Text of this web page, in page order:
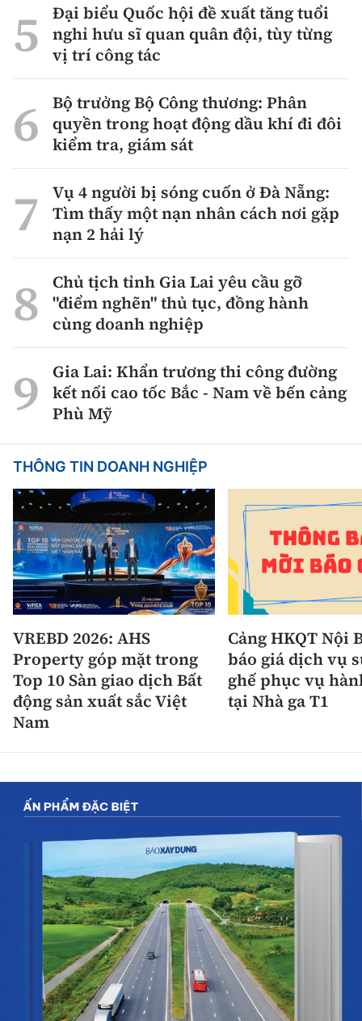
Đại biểu Quốc hội đề xuất tăng tuổi
nghỉ hưu sĩ quan quân đội, tùy từng
vị trí công tác
Bộ trưởng Bộ Công thương: Phân
quyền trong hoạt động dầu khí đi đôi
kiểm tra, giám sát
Vụ 4 người bị sóng cuốn ở Đà Nẵng:
Tìm thấy một nạn nhân cách nơi gặp
nạn 2 hải lý
Chủ tịch tỉnh Gia Lai yêu cầu gỡ
"điểm nghẽn" thủ tục, đồng hành
cùng doanh nghiệp
Gia Lai: Khẩn trương thi công đường
kết nối cao tốc Bắc - Nam về bến cảng
Phù Mỹ
THÔNG TIN DOANH NGHIỆP
VREBD 2026: AHS
Property góp mặt trong
Top 10 Sàn giao dịch Bất
động sản xuất sắc Việt
Nam
Cảng HKQT Nội
báo giá dịch vụ
ghế phục vụ
tại Nhà ga T1